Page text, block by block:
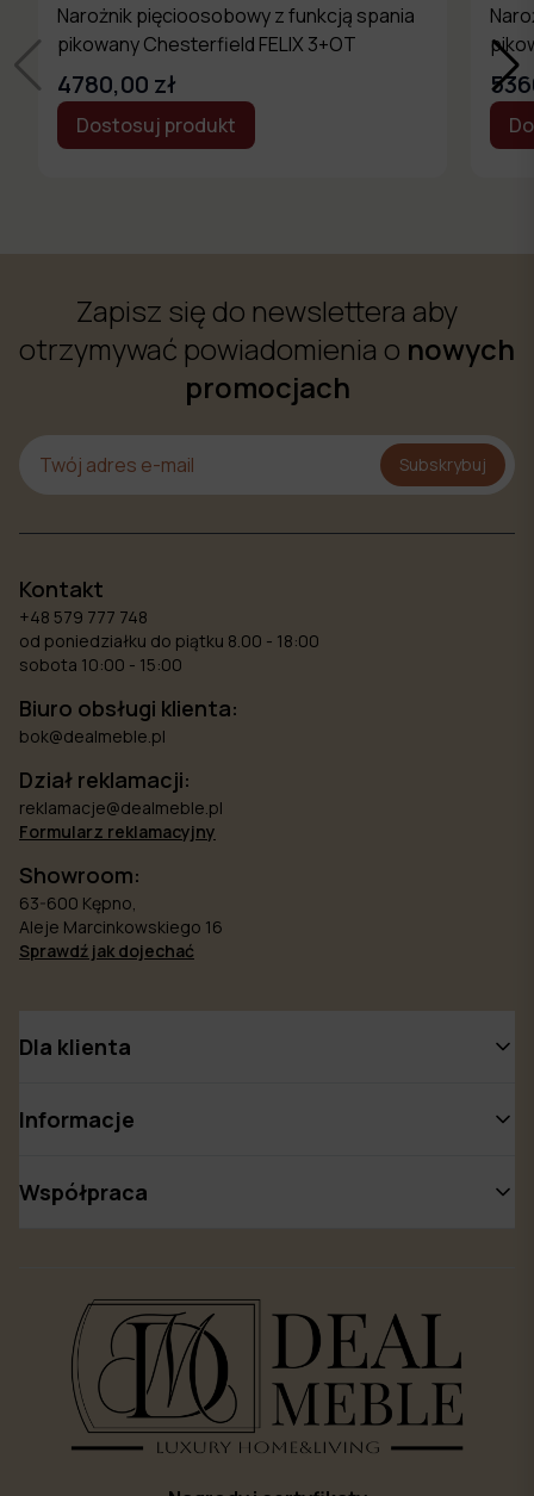
Narożnik pięcioosobowy z funkcją spania
pikowany Chesterfield FELIX 3+OT
4780,00 zł
Dostosuj produkt
Zapisz się do newslettera aby
otrzymywać powiadomienia o nowych
promocjach
Subskrybuj
Kontakt
+48 579 777 748
od poniedziałku do piątku 8.00 - 18:00
sobota 10:00 - 15:00
Biuro obsługi klienta:
bok@dealmeble.pl
Dział reklamacji:
reklamacje@dealmeble.pl
Formularz reklamacyjny
Showroom:
63-600 Kępno,
Aleje Marcinkowskiego 16
Sprawdź jak dojechać
Dla klienta
Informacje
Współpraca